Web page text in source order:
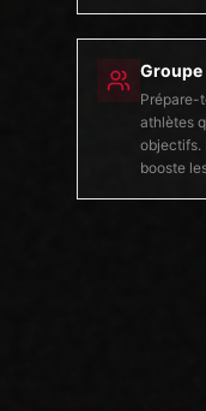
Groupe
Prépare-
athlètes
objectifs.
booste